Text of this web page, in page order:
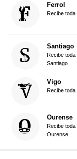
Ferrol
Recibe toda
Santiago
Recibe toda
Santiago
Vigo
Recibe toda
Ourense
Recibe toda
Ourense